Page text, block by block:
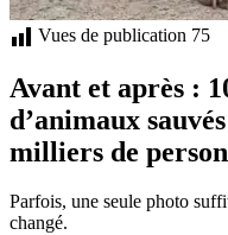
Vues de publication 75
Avant et après :
d’animaux
milliers de
Parfois, une seule photo
changé.